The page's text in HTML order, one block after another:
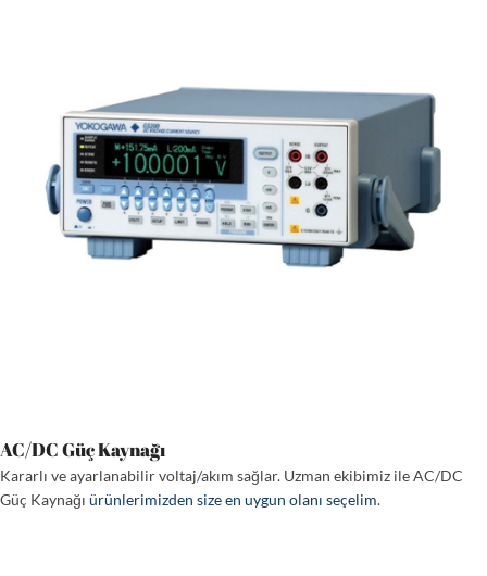
AC/DC Güç Kaynağı
Kararlı ve ayarlanabilir voltaj/akım sağlar. Uzman ekibimiz ile AC/DC
Güç Kaynağı ürünlerimizden size en uygun olanı seçelim.